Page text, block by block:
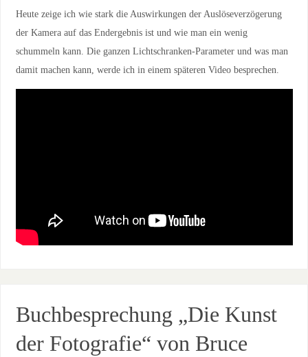
Heute zeige ich wie stark die Auswirkungen der Auslöseverzögerung
der Kamera auf das Endergebnis ist und wie man ein wenig
schummeln kann. Die ganzen Lichtschranken-Parameter und was man
damit machen kann, werde ich in einem späteren Video besprechen.
Buchbesprechung „Die Kunst
der Fotografie“ von Bruce